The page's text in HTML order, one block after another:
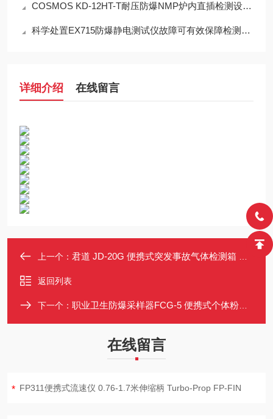
COSMOS KD-12HT-T耐压防爆NMP炉内直插检测设备工程设计指南
科学处置EX715防爆静电测试仪故障可有效保障检测工作正常开展
详细介绍 在线留言
上一个： 君道 JD-20G 便携式突发事故气体检测箱 支持一氧化碳等20类气体
返回列表
下一个： 职业卫生防爆采样器FCG-5 便携式个体粉尘空气采样仪 矿用采样 器
在线留言